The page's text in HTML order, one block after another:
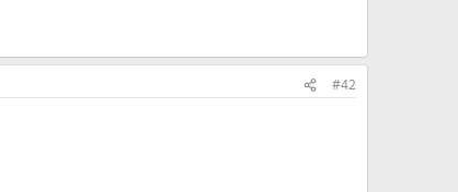
#42